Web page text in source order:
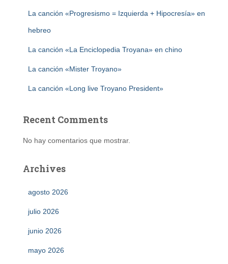
La canción «Progresismo = Izquierda + Hipocresía» en
hebreo
La canción «La Enciclopedia Troyana» en chino
La canción «Mister Troyano»
La canción «Long live Troyano President»
Recent Comments
No hay comentarios que mostrar.
Archives
agosto 2026
julio 2026
junio 2026
mayo 2026